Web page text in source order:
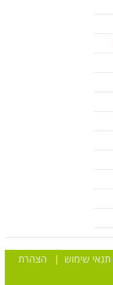
תנאי שימוש | הצהרת